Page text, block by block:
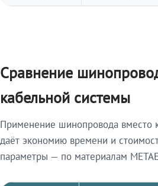
Сравнение
кабельной системы
Применение шинопровода вместо
даёт экономию времени и
параметры — по материалам